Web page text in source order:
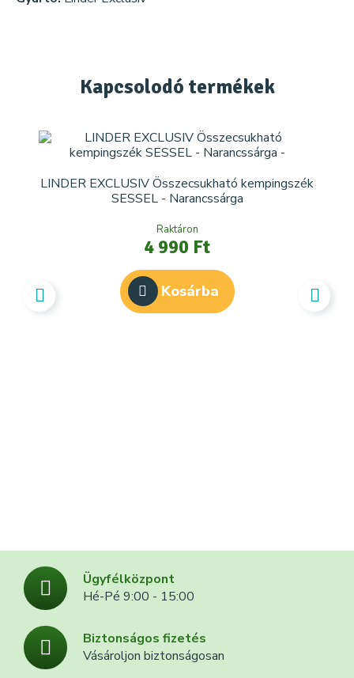
Kapcsolodó termékek
LINDER EXCLUSIV Összecsukható kempingszék
SESSEL - Narancssárga
Raktáron
4 990 Ft
Kosárba
Ügyfélközpont
Hé-Pé 9:00 - 15:00
Biztonságos fizetés
Vásároljon biztonságosan